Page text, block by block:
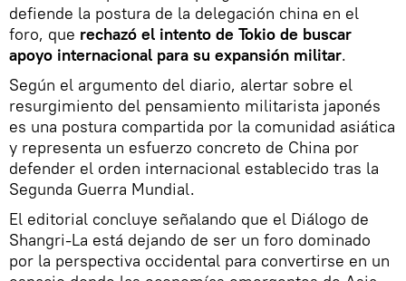
defiende la postura de la delegación china en el
foro, que rechazó el intento de Tokio de buscar
apoyo internacional para su expansión militar.
Según el argumento del diario, alertar sobre el
resurgimiento del pensamiento militarista japonés
es una postura compartida por la comunidad asiática
y representa un esfuerzo concreto de China por
defender el orden internacional establecido tras la
Segunda Guerra Mundial.
El editorial concluye señalando que el Diálogo de
Shangri-La está dejando de ser un foro dominado
por la perspectiva occidental para convertirse en un